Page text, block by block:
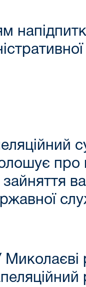
про
зайняття
Миколаєві